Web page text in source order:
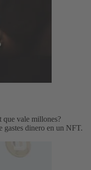
que vale millones?
gastes dinero en un NFT.